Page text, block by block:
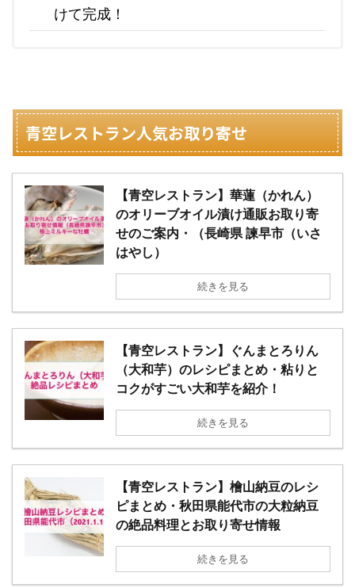
けて完成！
青空レストラン人気お取り寄せ
【青空レストラン】華蓮（かれん）
のオリーブオイル漬け通販お取り寄
せのご案内・（長崎県 諫早市（いさ
はやし）
続きを見る
【青空レストラン】ぐんまとろりん
（大和芋）のレシピまとめ・粘りと
コクがすごい大和芋を紹介！
続きを見る
【青空レストラン】檜山納豆のレシ
ピまとめ・秋田県能代市の大粒納豆
の絶品料理とお取り寄せ情報
続きを見る